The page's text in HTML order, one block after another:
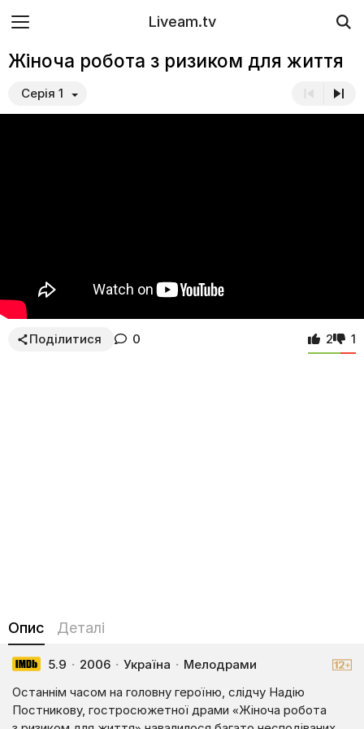
Liveam.tv
Жіноча робота з ризиком для життя
Серія 1
Поділитися 0 2 1
Опис Деталі
5.9 · 2006 · Україна · Мелодрами
Останнім часом на головну героїню, слідчу Надію
Постникову, гостросюжетної драми «Жіноча робота